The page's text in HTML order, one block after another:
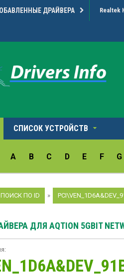
ДРАЙВЕРА Realtek
СПИСОК УСТРОЙСТВ
A B C D E F G
ПОИСК ПО ID »
ДЛЯ AQTION 5GBIT